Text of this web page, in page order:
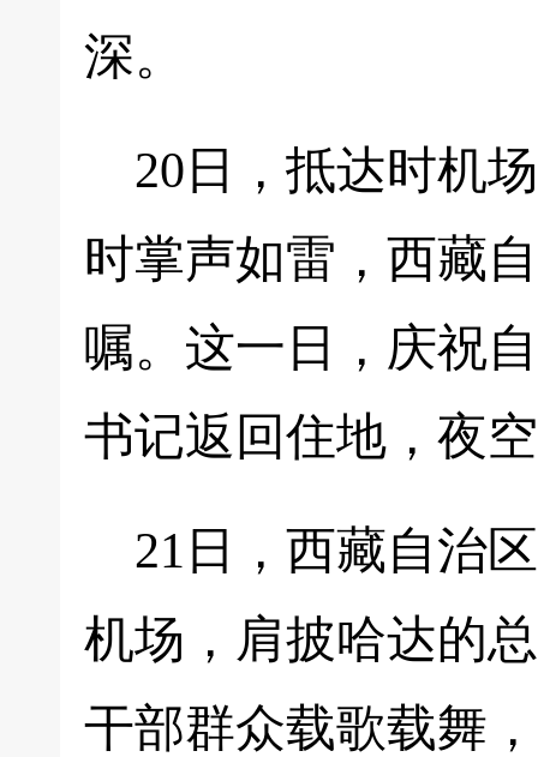
深。
20日，抵达时机
时掌声如雷，西藏
嘱。这一日，庆祝
书记返回住地，夜
21日，西藏自治
机场，肩披哈达的
干部群众载歌载舞